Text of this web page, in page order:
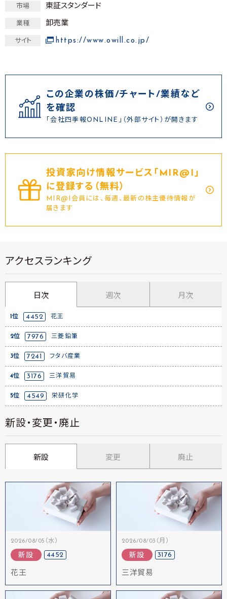
市場 東証スタンダード
業種 卸売業
サイト https://www.owill.co.jp/
この企業の株価/チャート/業績など
を確認
「会社四季報ONLINE」（外部サイト）が開きます
投資家向け情報サービス｢MIR@I｣
に登録する（無料）
MIR@I会員には、毎週、最新の株主優待情報が
届きます
アクセスランキング
日次 週次 月次
1位 4452 花王
2位 7976 三菱鉛筆
3位 7241 フタバ産業
4位 3176 三洋貿易
5位 4549 栄研化学
新設・変更・廃止
新設 変更 廃止
2026/08/05（水）
新設 4452
花王
2026/08/03（月）
新設 3176
三洋貿易